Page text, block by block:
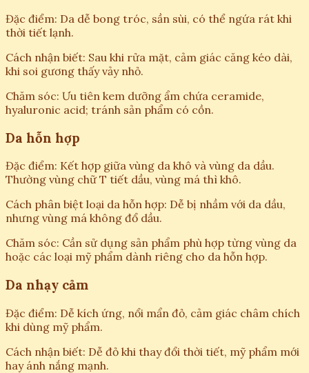
Đặc điểm: Da dễ bong tróc, sần sùi, có thể ngứa rát khi
thời tiết lạnh.
Cách nhận biết: Sau khi rửa mặt, cảm giác căng kéo dài,
khi soi gương thấy vảy nhỏ.
Chăm sóc: Ưu tiên kem dưỡng ẩm chứa ceramide,
hyaluronic acid; tránh sản phẩm có cồn.
Da hỗn hợp
Đặc điểm: Kết hợp giữa vùng da khô và vùng da dầu.
Thường vùng chữ T tiết dầu, vùng má thì khô.
Cách phân biệt loại da hỗn hợp: Dễ bị nhầm với da dầu,
nhưng vùng má không đổ dầu.
Chăm sóc: Cần sử dụng sản phẩm phù hợp từng vùng da
hoặc các loại mỹ phẩm dành riêng cho da hỗn hợp.
Da nhạy cảm
Đặc điểm: Dễ kích ứng, nổi mẩn đỏ, cảm giác châm chích
khi dùng mỹ phẩm.
Cách nhận biết: Dễ đỏ khi thay đổi thời tiết, mỹ phẩm mới
hay ánh nắng mạnh.